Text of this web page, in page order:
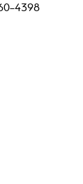
4398